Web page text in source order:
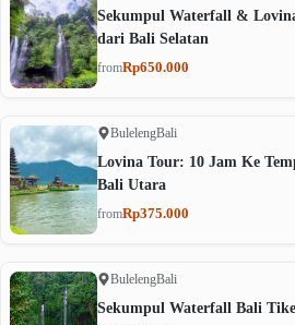
Sekumpul Waterfall &
dari Bali Selatan
fromRp650.000
BulelengBali
Lovina Tour: 10 Jam Ke
Bali Utara
fromRp375.000
BulelengBali
Sekumpul Waterfall Bali